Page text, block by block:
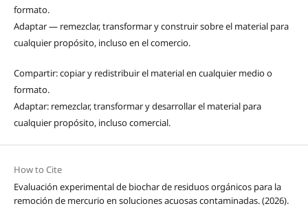
formato.
Adaptar — remezclar, transformar y construir sobre el material para
cualquier propósito, incluso en el comercio.
Compartir: copiar y redistribuir el material en cualquier medio o
formato.
Adaptar: remezclar, transformar y desarrollar el material para
cualquier propósito, incluso comercial.
How to Cite
Evaluación experimental de biochar de residuos orgánicos para la
remoción de mercurio en soluciones acuosas contaminadas. (2026).